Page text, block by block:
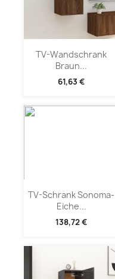
TV-Wandschrank
Braun...
61,63 €
TV-Schrank Sonoma-
Eiche...
138,72 €